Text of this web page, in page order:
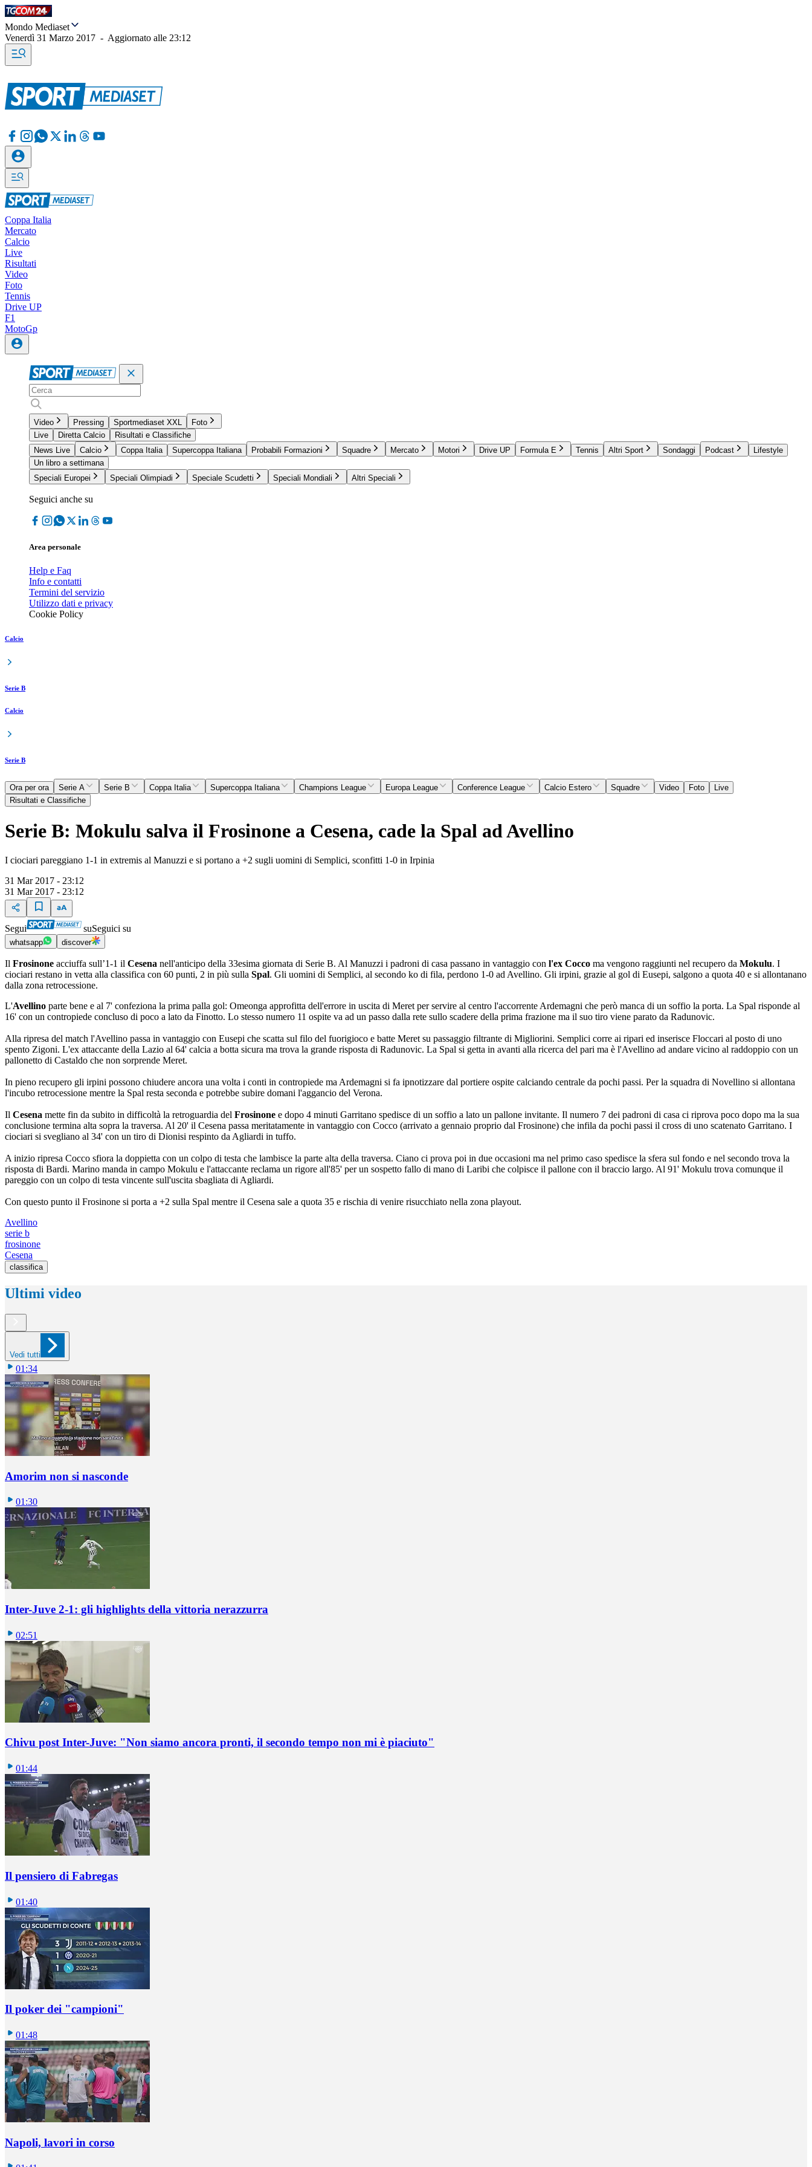
Mondo Mediaset
Venerdì 31 Marzo 2017 - Aggiornato alle 23:12
Coppa Italia
Mercato
Calcio
Live
Risultati
Video
Foto
Tennis
Drive UP
F1
MotoGp
Video Pressing Sportmediaset XXL
Foto
Live
Diretta Calcio
Risultati e Classifiche
News Live
Calcio Coppa Italia Supercoppa Italiana Probabili Formazioni Squadre Mercato Motori Drive UP Formula E Tennis Altri Sport Sondaggi Podcast
Lifestyle
Un libro a settimana
Speciali Europei
Speciali Olimpiadi Speciale Scudetti Speciali Mondiali Altri Speciali
Seguici anche su
Area personale
Help e Faq
Info e contatti
Termini del servizio
Utilizzo dati e privacy
Cookie Policy
Calcio
Serie B
Calcio
Serie B
Ora per ora Serie A Serie B Coppa Italia Supercoppa Italiana Champions League Europa League Conference League Calcio Estero Squadre Video Foto
Live
Risultati e Classifiche
Serie B: Mokulu salva il Frosinone a Cesena, cade la Spal ad Avellino
I ciociari pareggiano 1-1 in extremis al Manuzzi e si portano a +2 sugli uomini di Semplici, sconfitti 1-0 in Irpinia
31 Mar 2017 - 23:12
31 Mar 2017 - 23:12
Segui suSeguici su
whatsapp discover
Il Frosinone acciuffa sull’1-1 il Cesena nell'anticipo della 33esima giornata di Serie B. Al Manuzzi i padroni di casa passano in vantaggio con l'ex Cocco ma vengono raggiunti nel recupero da Mokulu. I
ciociari restano in vetta alla classifica con 60 punti, 2 in più sulla Spal. Gli uomini di Semplici, al secondo ko di fila, perdono 1-0 ad Avellino. Gli irpini, grazie al gol di Eusepi, salgono a quota 40 e si allontanano
dalla zona retrocessione.
L'Avellino parte bene e al 7' confeziona la prima palla gol: Omeonga approfitta dell'errore in uscita di Meret per servire al centro l'accorrente Ardemagni che però manca di un soffio la porta. La Spal risponde al
16' con un contropiede concluso di poco a lato da Finotto. Lo stesso numero 11 ospite va ad un passo dalla rete sullo scadere della prima frazione ma il suo tiro viene parato da Radunovic.
Alla ripresa del match l'Avellino passa in vantaggio con Eusepi che scatta sul filo del fuorigioco e batte Meret su passaggio filtrante di Migliorini. Semplici corre ai ripari ed inserisce Floccari al posto di uno
spento Zigoni. L'ex attaccante della Lazio al 64' calcia a botta sicura ma trova la grande risposta di Radunovic. La Spal si getta in avanti alla ricerca del pari ma è l'Avellino ad andare vicino al raddoppio con un
pallonetto di Castaldo che non sorprende Meret.
In pieno recupero gli irpini possono chiudere ancora una volta i conti in contropiede ma Ardemagni si fa ipnotizzare dal portiere ospite calciando centrale da pochi passi. Per la squadra di Novellino si allontana
l'incubo retrocessione mentre la Spal resta seconda e potrebbe subire domani l'aggancio del Verona.
Il Cesena mette fin da subito in difficoltà la retroguardia del Frosinone e dopo 4 minuti Garritano spedisce di un soffio a lato un pallone invitante. Il numero 7 dei padroni di casa ci riprova poco dopo ma la sua
conclusione termina alta sopra la traversa. Al 20' il Cesena passa meritatamente in vantaggio con Cocco (arrivato a gennaio proprio dal Frosinone) che infila da pochi passi il cross di uno scatenato Garritano. I
ciociari si svegliano al 34' con un tiro di Dionisi respinto da Agliardi in tuffo.
A inizio ripresa Cocco sfiora la doppietta con un colpo di testa che lambisce la parte alta della traversa. Ciano ci prova poi in due occasioni ma nel primo caso spedisce la sfera sul fondo e nel secondo trova la
risposta di Bardi. Marino manda in campo Mokulu e l'attaccante reclama un rigore all'85' per un sospetto fallo di mano di Laribi che colpisce il pallone con il braccio largo. Al 91' Mokulu trova comunque il
pareggio con un colpo di testa vincente sull'uscita sbagliata di Agliardi.
Con questo punto il Frosinone si porta a +2 sulla Spal mentre il Cesena sale a quota 35 e rischia di venire risucchiato nella zona playout.
Avellino
serie b
frosinone
Cesena
classifica
Ultimi video
Vedi tutti
01:34
Amorim non si nasconde
01:30
Inter-Juve 2-1: gli highlights della vittoria nerazzurra
02:51
Chivu post Inter-Juve: "Non siamo ancora pronti, il secondo tempo non mi è piaciuto"
01:44
Il pensiero di Fabregas
01:40
Il poker dei "campioni"
01:48
Napoli, lavori in corso